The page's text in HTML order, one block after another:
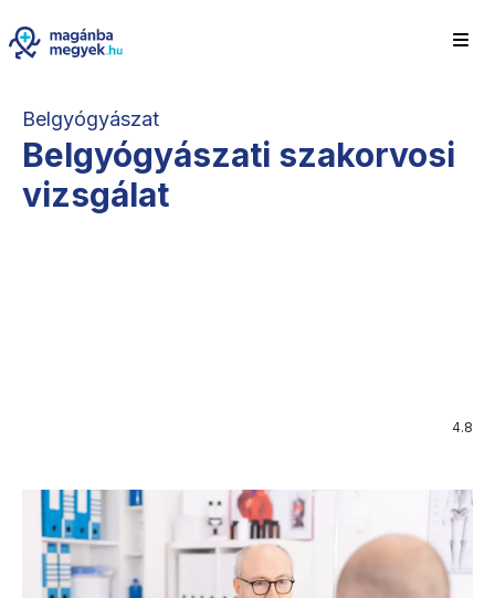
Belgyógyászat
Belgyógyászati szakorvosi
vizsgálat
4.8